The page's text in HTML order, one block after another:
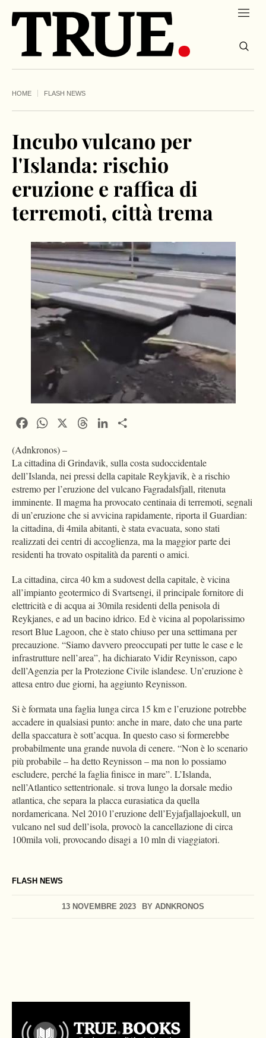
HOME FLASH NEWS
FLASH NEWS
Incubo vulcano per
l'Islanda: rischio
eruzione e raffica di
terremoti, città trema
13 NOVEMBRE 2023 BY ADNKRONOS
FacebookWhatsApp ThreadsLinkedIn
(Adnkronos) –
La cittadina di Grindavik, sulla costa sudoccidentale
dell’Islanda, nei pressi della capitale Reykjavik, è a rischio
estremo per l’eruzione del vulcano Fagradalsfjall, ritenuta
imminente. Il magma ha provocato centinaia di terremoti, segnali
di un’eruzione che si avvicina rapidamente, riporta il Guardian:
la cittadina, di 4mila abitanti, è stata evacuata, sono stati
realizzati dei centri di accoglienza, ma la maggior parte dei
residenti ha trovato ospitalità da parenti o amici.
La cittadina, circa 40 km a sudovest della capitale, è vicina
all’impianto geotermico di Svartsengi, il principale fornitore di
elettricità e di acqua ai 30mila residenti della penisola di
Reykjanes, e ad un bacino idrico. Ed è vicina al popolarissimo
resort Blue Lagoon, che è stato chiuso per una settimana per
precauzione. “Siamo davvero preoccupati per tutte le case e le
infrastrutture nell’area”, ha dichiarato Vidir Reynisson, capo
dell’Agenzia per la Protezione Civile islandese. Un’eruzione è
attesa entro due giorni, ha aggiunto Reynisson.
Si è formata una faglia lunga circa 15 km e l’eruzione potrebbe
accadere in qualsiasi punto: anche in mare, dato che una parte
della spaccatura è sott’acqua. In questo caso si formerebbe
probabilmente una grande nuvola di cenere. “Non è lo scenario
più probabile – ha detto Reynisson – ma non lo possiamo
escludere, perché la faglia finisce in mare”. L’Islanda,
nell’Atlantico settentrionale. si trova lungo la dorsale medio
atlantica, che separa la placca eurasiatica da quella
nordamericana. Nel 2010 l’eruzione dell’Eyjafjallajoekull, un
vulcano nel sud dell’isola, provocò la cancellazione di circa
100mila voli, provocando disagi a 10 mln di viaggiatori.